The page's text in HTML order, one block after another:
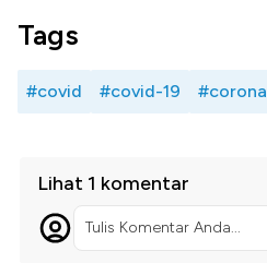
Tags
#covid #covid-19 #corona
Lihat 1 komentar
Tulis Komentar Anda...